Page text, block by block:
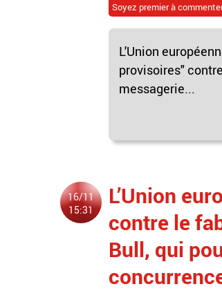
Soyez premier à
L'Union
provisoires"
messagerie...
16/11
15:31
L’Union
contre le
Bull, qui